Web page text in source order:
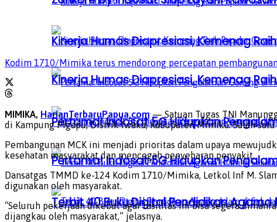
Kinerja Humas Diapresiasi, Kemenag
Pertama! Indosat 5G Hidupkan
Terbit 40 Buku Digital Pendidikan Agama
Kinerja Humas Diapresiasi, Kemenag
Pertama! Indosat 5G Hidupkan
Kodim 1710/Mimika terus mendorong percepatan
MIMIKA, HarianTerbaruPapua.com — Satuan Tugas TNI
di Kampung Pigapu, Distrik Iwaka, Kabupaten Mimika. Salah
Pembangunan MCK ini menjadi prioritas dalam upaya
kesehatan masyarakat dan mencegah penyebaran penyakit.
Dansatgas TMMD ke-124 Kodim 1710/Mimika, Letkol Inf M.
digunakan oleh masyarakat.
“Seluruh pekerjaan dikebut agar fasilitas ini bisa segera
dijangkau oleh masyarakat,” jelasnya.